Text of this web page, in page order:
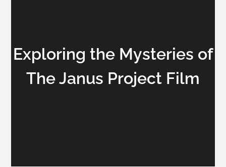
Exploring the Mysteries of
The Janus Project Film